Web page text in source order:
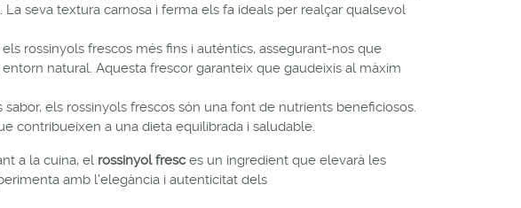
seva textura carnosa i ferma els fa ideals per realçar qualsevol
rossinyols frescos més fins i autèntics, assegurant-nos que
natural. Aquesta frescor garanteix que gaudeixis al màxim
els rossinyols frescos són una font de nutrients beneficiosos.
contribueixen a una dieta equilibrada i saludable.
a la cuina, el rossinyol fresces un ingredient que elevarà les
amb l'elegància i autenticitat dels